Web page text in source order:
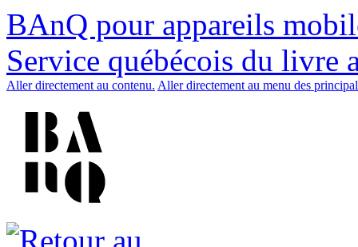
BAnQ pour appareils
Service québécois du livre
Aller directement au contenu. Aller directement au menu des